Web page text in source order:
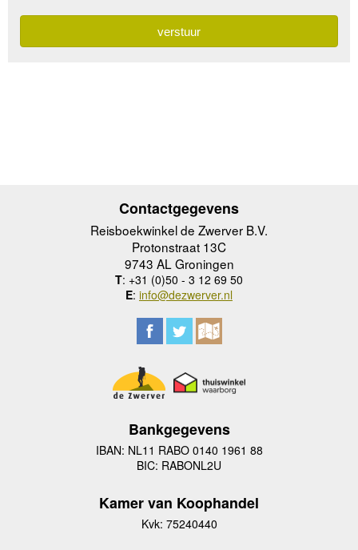
Contactgegevens
Reisboekwinkel de Zwerver B.V.
Protonstraat 13C
9743 AL Groningen
T: +31 (0)50 - 3 12 69 50
E: info@dezwerver.nl
Bankgegevens
IBAN: NL11 RABO 0140 1961 88
BIC: RABONL2U
Kamer van Koophandel
Kvk: 75240440